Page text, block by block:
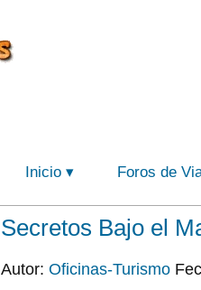
Inicio Foros de
Secretos Bajo el
Autor: Oficinas-Turismo